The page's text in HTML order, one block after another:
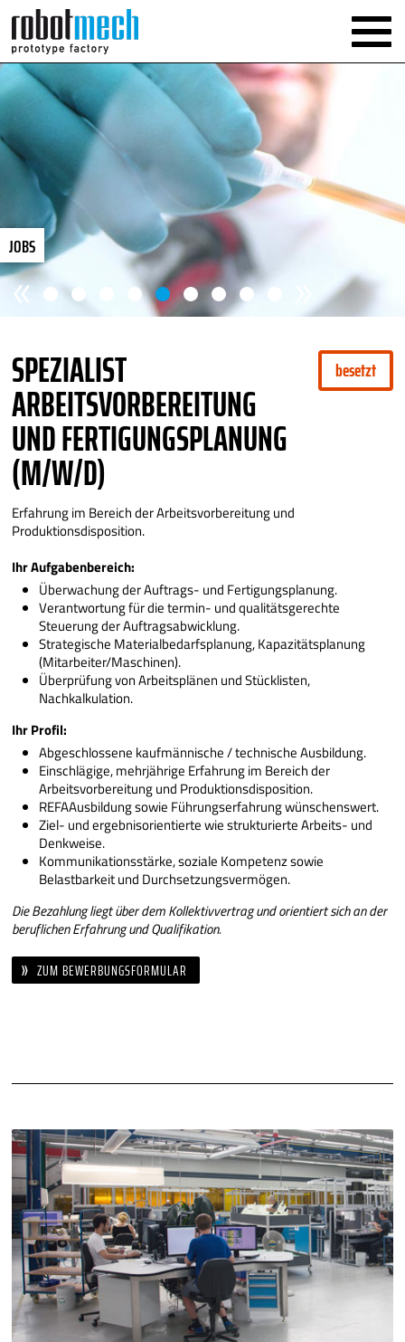
JOBS
besetzt
SPEZIALIST
ARBEITSVORBEREITUNG
UND FERTIGUNGSPLANUNG
(M/W/D)
Erfahrung im Bereich der Arbeitsvorbereitung und
Produktionsdisposition.
Ihr Aufgabenbereich:
Überwachung der Auftrags- und Fertigungsplanung.
Verantwortung für die termin- und qualitätsgerechte
Steuerung der Auftragsabwicklung.
Strategische Materialbedarfsplanung, Kapazitätsplanung
(Mitarbeiter/Maschinen).
Überprüfung von Arbeitsplänen und Stücklisten,
Nachkalkulation.
Ihr Profil:
Abgeschlossene kaufmännische / technische Ausbildung.
Einschlägige, mehrjährige Erfahrung im Bereich der
Arbeitsvorbereitung und Produktionsdisposition.
REFAAusbildung sowie Führungserfahrung wünschenswert.
Ziel- und ergebnisorientierte wie strukturierte Arbeits- und
Denkweise.
Kommunikationsstärke, soziale Kompetenz sowie
Belastbarkeit und Durchsetzungsvermögen.
Die Bezahlung liegt über dem Kollektivvertrag und orientiert sich an der
beruflichen Erfahrung und Qualifikation.
ZUM BEWERBUNGSFORMULAR